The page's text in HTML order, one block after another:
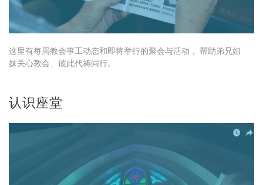
这里有每周教会事工动态和即将举行的聚会与活动， 帮助弟兄姐
妹关心教会、彼此代祷同行。
认识座堂